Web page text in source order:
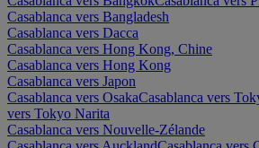
Casablanca vers Bangladesh
Casablanca vers Dacca
Casablanca vers Hong Kong, Chine
Casablanca vers Hong Kong
Casablanca vers Japon
Casablanca vers OsakaCasablanca vers
vers Tokyo Narita
Casablanca vers Nouvelle-Zélande